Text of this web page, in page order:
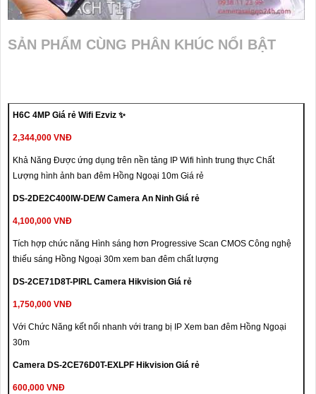
SẢN PHẨM CÙNG PHÂN KHÚC NỔI BẬT
H6C 4MP Giá rẻ Wifi Ezviz ✨
2,344,000 VNĐ
Khả Năng Được ứng dụng trên nền tảng IP Wifi hình trung thực Chất
Lượng hình ảnh ban đêm Hồng Ngoại 10m Giá rẻ
DS-2DE2C400IW-DE/W Camera An Ninh Giá rẻ
4,100,000 VNĐ
Tích hợp chức năng Hình sáng hơn Progressive Scan CMOS Công nghệ
thiếu sáng Hồng Ngoại 30m xem ban đêm chất lượng
DS-2CE71D8T-PIRL Camera Hikvision Giá rẻ
1,750,000 VNĐ
Với Chức Năng kết nối nhanh với trang bị IP Xem ban đêm Hồng Ngoại
30m
Camera DS-2CE76D0T-EXLPF Hikvision Giá rẻ
600,000 VNĐ